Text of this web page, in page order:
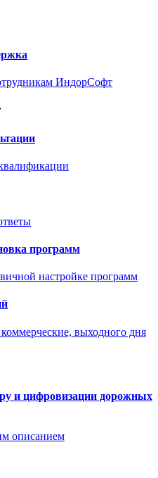
ИндорСофт
программ
настройке программ
выходного дня
и цифровизации дорожных
описанием